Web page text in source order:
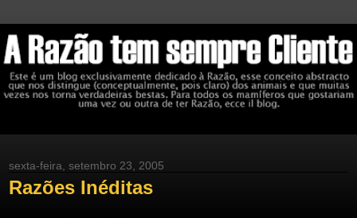
sexta-feira, setembro 23, 2005
Razões Inéditas